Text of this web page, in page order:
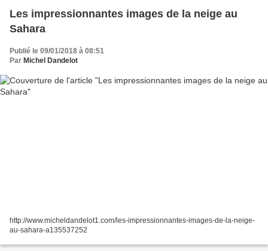
Les impressionnantes images de la neige au
Sahara
Publié le 09/01/2018 à 08:51
Par Michel Dandelot
http://www.micheldandelot1.com/les-impressionnantes-images-de-la-neige-
au-sahara-a135537252